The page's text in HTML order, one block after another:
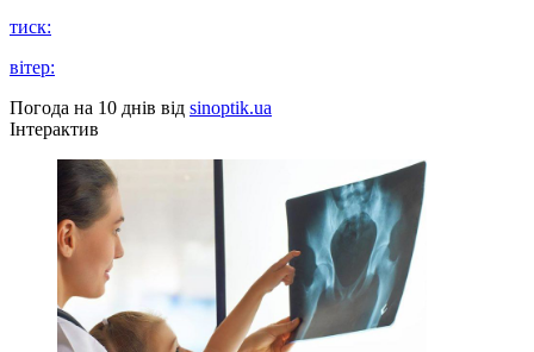
тиск:
вітер:
Погода на 10 днів від sinoptik.ua
Інтерактив